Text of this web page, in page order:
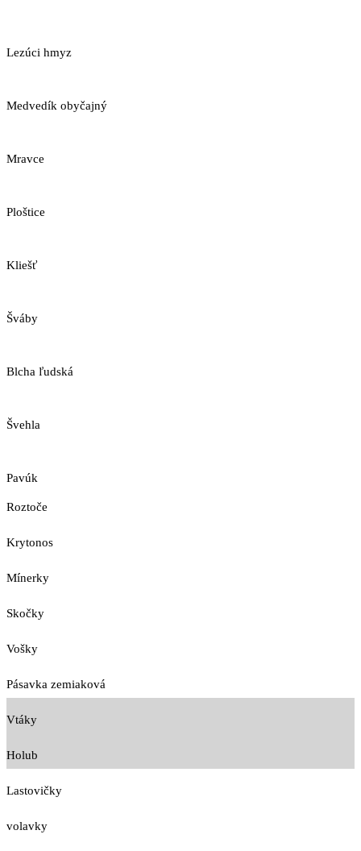
Lezúci hmyz
Medvedík obyčajný
Mravce
Ploštice
Kliešť
Šváby
Blcha ľudská
Švehla
Pavúk
Roztoče
Krytonos
Mínerky
Skočky
Vošky
Pásavka zemiaková
Vtáky
Holub
Lastovičky
volavky